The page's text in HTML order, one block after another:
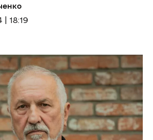
| 18:19